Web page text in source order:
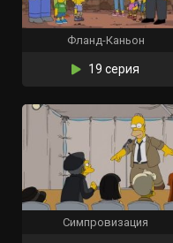
Фланд-Каньон
19 серия
Симпровизация